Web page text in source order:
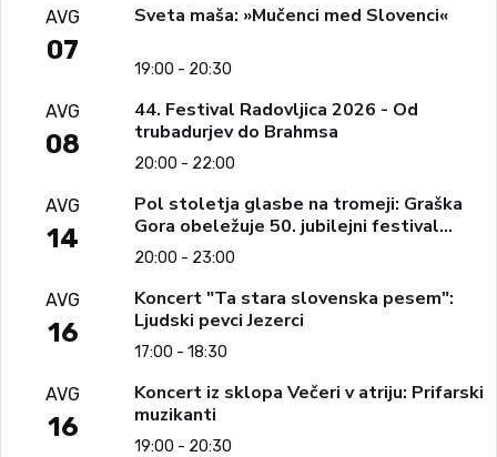
AVG
07
Sveta maša: »Mučenci med Slovenci«
19:00 - 20:30
AVG
08
44. Festival Radovljica 2026 - Od
trubadurjev do Brahmsa
20:00 - 22:00
AVG
14
Pol stoletja glasbe na tromeji: Graška
Gora obeležuje 50. jubilejni festival
narodno-zabavne glasbe
20:00 - 23:00
AVG
16
Koncert "Ta stara slovenska pesem":
Ljudski pevci Jezerci
17:00 - 18:30
AVG
16
Koncert iz sklopa Večeri v atriju: Prifarski
muzikanti
19:00 - 20:30